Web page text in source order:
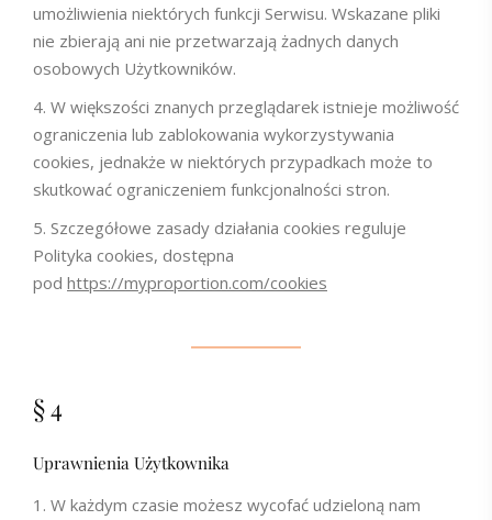
umożliwienia niektórych funkcji Serwisu. Wskazane pliki
nie zbierają ani nie przetwarzają żadnych danych
osobowych Użytkowników.
W większości znanych przeglądarek istnieje możliwość
ograniczenia lub zablokowania wykorzystywania
cookies, jednakże w niektórych przypadkach może to
skutkować ograniczeniem funkcjonalności stron.
Szczegółowe zasady działania cookies reguluje
Polityka cookies, dostępna
pod https://myproportion.com/cookies
§ 4
Uprawnienia Użytkownika
W każdym czasie możesz wycofać udzieloną nam